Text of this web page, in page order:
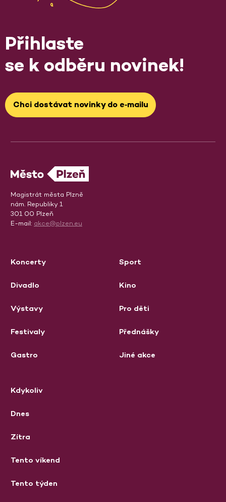
Přihlaste
se k odběru novinek!
Chci dostávat novinky do e‑mailu
Magistrát města Plzně
nám. Republiky 1
301 00 Plzeň
E-mail: akce@plzen.eu
Koncerty
Divadlo
Výstavy
Festivaly
Gastro
Sport
Kino
Pro děti
Přednášky
Jiné akce
Kdykoliv
Dnes
Zítra
Tento víkend
Tento týden